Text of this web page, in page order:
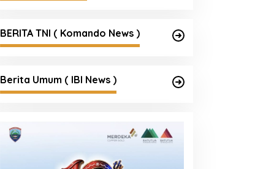
BERITA TNI ( Komando News )
Berita Umum ( IBI News )